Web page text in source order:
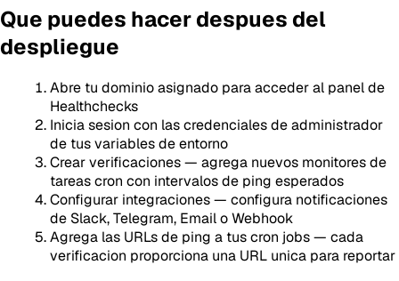
Que puedes hacer despues del
despliegue
Abre tu dominio asignado para acceder al panel de
Healthchecks
Inicia sesion con las credenciales de administrador
de tus variables de entorno
Crear verificaciones — agrega nuevos monitores de
tareas cron con intervalos de ping esperados
Configurar integraciones — configura notificaciones
de Slack, Telegram, Email o Webhook
Agrega las URLs de ping a tus cron jobs — cada
verificacion proporciona una URL unica para reportar